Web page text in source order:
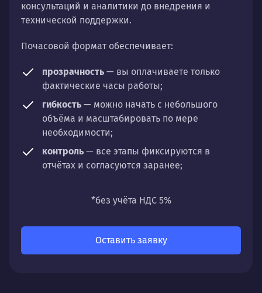
консультаций и аналитики до внедрения и
технической поддержки.
Почасовой формат обеспечивает:
прозрачность — вы оплачиваете только
фактические часы работы;
гибкость — можно начать с небольшого
объёма и масштабировать по мере
необходимости;
контроль — все этапы фиксируются в
отчётах и согласуются заранее;
направлений: стратегии, настройки,
*без учёта НДС 5%
Оставить заявку